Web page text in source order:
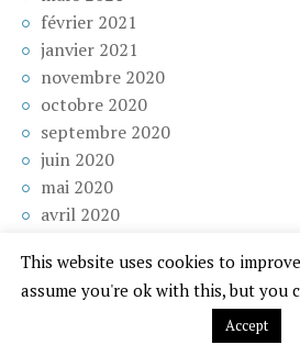
février 2021
janvier 2021
novembre 2020
octobre 2020
septembre 2020
juin 2020
mai 2020
avril 2020
février 2020
décembre 2019
This website uses cookies to
assume you're ok with this, but you
Accept